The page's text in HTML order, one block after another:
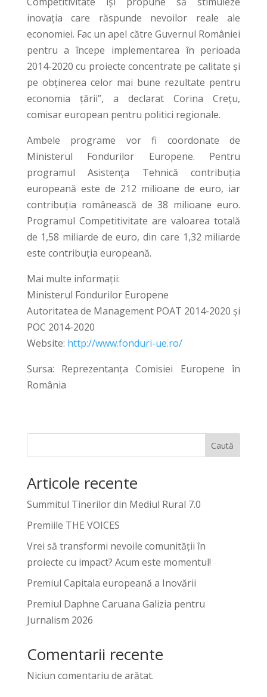
inovaţia care răspunde nevoilor reale ale
economiei. Fac un apel către Guvernul României
pentru a începe implementarea în perioada
2014-2020 cu proiecte concentrate pe calitate și
pe obținerea celor mai bune rezultate pentru
economia țării”, a declarat Corina Crețu,
comisar european pentru politici regionale.
Ambele programe vor fi coordonate de
Ministerul Fondurilor Europene. Pentru
programul Asistența Tehnică contribuția
europeană este de 212 milioane de euro, iar
contribuția românească de 38 milioane euro.
Programul Competitivitate are valoarea totală
de 1,58 miliarde de euro, din care 1,32 miliarde
este contribuția europeană.
Mai multe informații:
Ministerul Fondurilor Europene
Autoritatea de Management POAT 2014-2020 și
POC 2014-2020
Website: http://www.fonduri-ue.ro/
Sursa: Reprezentanța Comisiei Europene în
România
Caută
Articole recente
Summitul Tinerilor din Mediul Rural 7.0
Premiile THE VOICES
Vrei să transformi nevoile comunității în
proiecte cu impact? Acum este momentul!
Premiul Capitala europeană a Inovării
Premiul Daphne Caruana Galizia pentru
Jurnalism 2026
Comentarii recente
Niciun comentariu de arătat.